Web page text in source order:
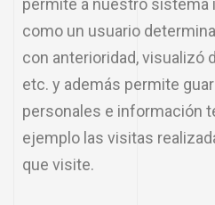
permite a nuestro sistema
como un usuario
con anterioridad, visualizó
etc. y además permite
personales e información
ejemplo las visitas
que visite.